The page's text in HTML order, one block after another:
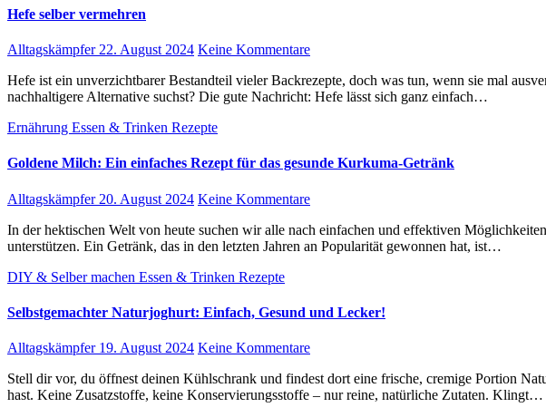
Hefe selber vermehren
Alltagskämpfer 22. August 2024 Keine Kommentare
Hefe ist ein unverzichtbarer Bestandteil vieler Backrezepte, doch was tun, wenn sie mal ausverkauft ist oder du einfach eine
nachhaltigere Alternative suchst? Die gute Nachricht: Hefe lässt sich ganz einfach…
Ernährung Essen & Trinken Rezepte
Goldene Milch: Ein einfaches Rezept für das gesunde Kurkuma-Getränk
Alltagskämpfer 20. August 2024 Keine Kommentare
In der hektischen Welt von heute suchen wir alle nach einfachen und effektiven Möglichkeiten, unsere Gesundheit zu
unterstützen. Ein Getränk, das in den letzten Jahren an Popularität gewonnen hat, ist…
DIY & Selber machen Essen & Trinken Rezepte
Selbstgemachter Naturjoghurt: Einfach, Gesund und Lecker!
Alltagskämpfer 19. August 2024 Keine Kommentare
Stell dir vor, du öffnest deinen Kühlschrank und findest dort eine frische, cremige Portion Naturjoghurt, die du selbst gemacht
hast. Keine Zusatzstoffe, keine Konservierungsstoffe – nur reine, natürliche Zutaten. Klingt…